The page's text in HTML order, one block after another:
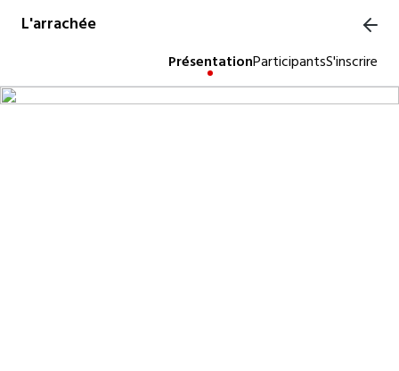
L'arrachée
PrésentationParticipantsS'inscrire